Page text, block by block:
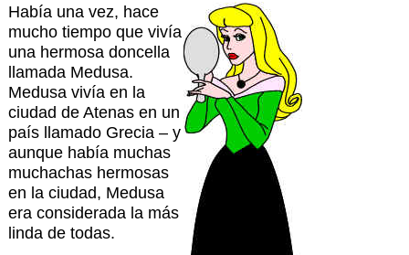
Había una vez, hace
mucho tiempo que vivía
una hermosa doncella
llamada Medusa.
Medusa vivía en la
ciudad de Atenas en un
país llamado Grecia – y
aunque había muchas
muchachas hermosas
en la ciudad, Medusa
era considerada la más
linda de todas.